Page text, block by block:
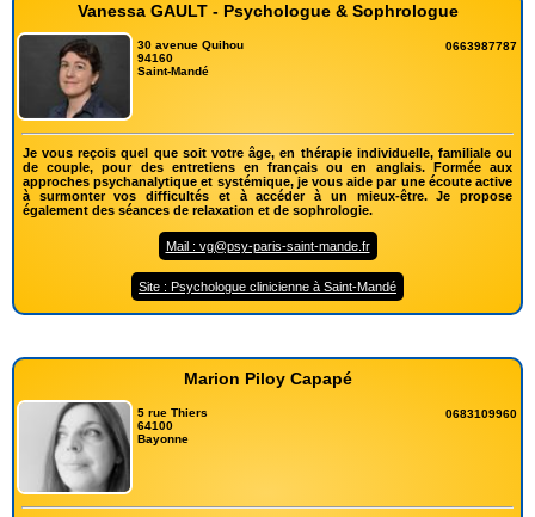
Vanessa GAULT - Psychologue & Sophrologue
30 avenue Quihou
94160
Saint-Mandé
0663987787
Je vous reçois quel que soit votre âge, en thérapie individuelle, familiale ou
de couple, pour des entretiens en français ou en anglais. Formée aux
approches psychanalytique et systémique, je vous aide par une écoute active
à surmonter vos difficultés et à accéder à un mieux-être. Je propose
également des séances de relaxation et de sophrologie.
Mail : vg@psy-paris-saint-mande.fr
Site : Psychologue clinicienne à Saint-Mandé
Marion Piloy Capapé
5 rue Thiers
64100
Bayonne
0683109960